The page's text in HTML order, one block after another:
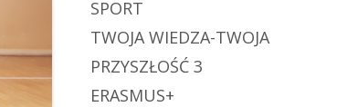
SPORT
TWOJA WIEDZA-TWOJA
PRZYSZŁOŚĆ 3
ERASMUS+